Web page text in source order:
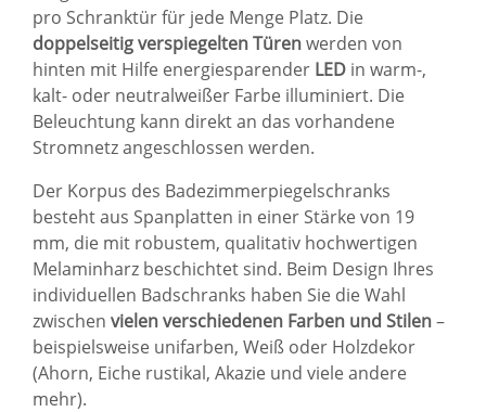
pro Schranktür für jede Menge Platz. Die
doppelseitig verspiegelten Türenwerden von
hinten mit Hilfe energiesparender LED in warm-,
kalt- oder neutralweißer Farbe illuminiert. Die
Beleuchtung kann direkt an das vorhandene
Stromnetz angeschlossen werden.
Der Korpus des Badezimmerpiegelschranks
besteht aus Spanplatten in einer Stärke von 19
mm, die mit robustem, qualitativ hochwertigen
Melaminharz beschichtet sind. Beim Design Ihres
individuellen Badschranks haben Sie die Wahl
zwischen vielen verschiedenen Farben und Stilen–
beispielsweise unifarben, Weiß oder Holzdekor
(Ahorn, Eiche rustikal, Akazie und viele andere
mehr).